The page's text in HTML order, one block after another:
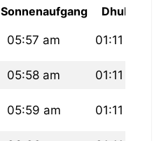
Sonnenaufgang Dhuhur
05:57 am 01:11 pm
05:58 am 01:11 pm
05:59 am 01:11 pm